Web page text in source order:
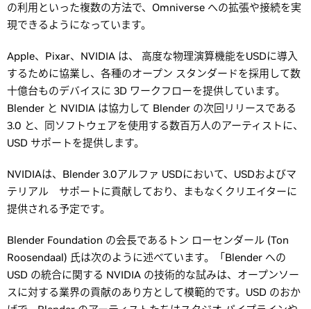
の利用といった複数の方法で、Omniverse への拡張や接続を実
現できるようになっています。
Apple、Pixar、NVIDIA は、 高度な物理演算機能をUSDに導入
するために協業し、各種のオープン スタンダードを採用して数
十億台ものデバイスに 3D ワークフローを提供しています。
Blender と NVIDIA は協力して Blender の次回リリースである
3.0 と、同ソフトウェアを使用する数百万人のアーティストに、
USD サポートを提供します。
NVIDIAは、Blender 3.0アルファ USDにおいて、USDおよびマ
テリアル サポートに貢献しており、まもなくクリエイターに
提供される予定です。
Blender Foundation の会長であるトン ローセンダール (Ton
Roosendaal) 氏は次のように述べています。「Blender への
USD の統合に関する NVIDIA の技術的な試みは、オープンソー
スに対する業界の貢献のあり方として模範的です。USD のおか